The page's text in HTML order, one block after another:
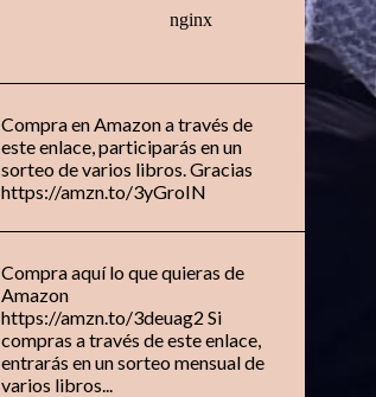
Compra en Amazon a través de
este enlace, participarás en un
sorteo de varios libros. Gracias
https://amzn.to/3yGroIN
Compra aquí lo que quieras de
Amazon
https://amzn.to/3deuag2 Si
compras a través de este enlace,
entrarás en un sorteo mensual de
varios libros...